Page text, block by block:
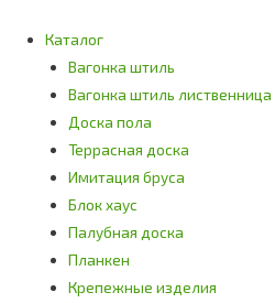
Каталог
Вагонка штиль
Вагонка штиль лиственница
Доска пола
Террасная доска
Имитация бруса
Блок хаус
Палубная доска
Планкен
Крепежные изделия